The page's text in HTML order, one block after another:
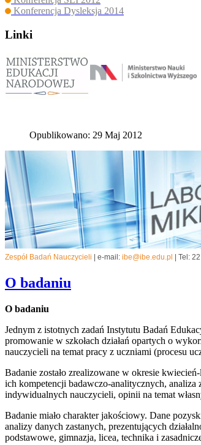
Konferencja Dysleksja 2014
Linki
Opublikowano: 29 Maj 2012
Zespół Badań Nauczycieli | e-mail: ibe@ibe.edu.pl | Tel:
O badaniu
O badaniu
Jednym z istotnych zadań Instytutu Badań
promowanie w szkołach działań opartych o
nauczycieli na temat pracy z uczniami (procesu
Badanie zostało zrealizowane w okresie
ich kompetencji badawczo-analitycznych,
indywidualnych nauczycieli, opinii na temat
Badanie miało charakter jakościowy. Dane
analizy danych zastanych, prezentujących
podstawowe, gimnazja, licea, technika i